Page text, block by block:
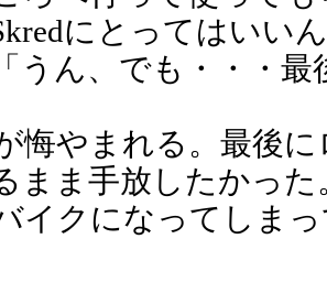
にとってはいい
うん、でも・・・
悔やまれる。最後
まま手放したかっ
イクになってしま